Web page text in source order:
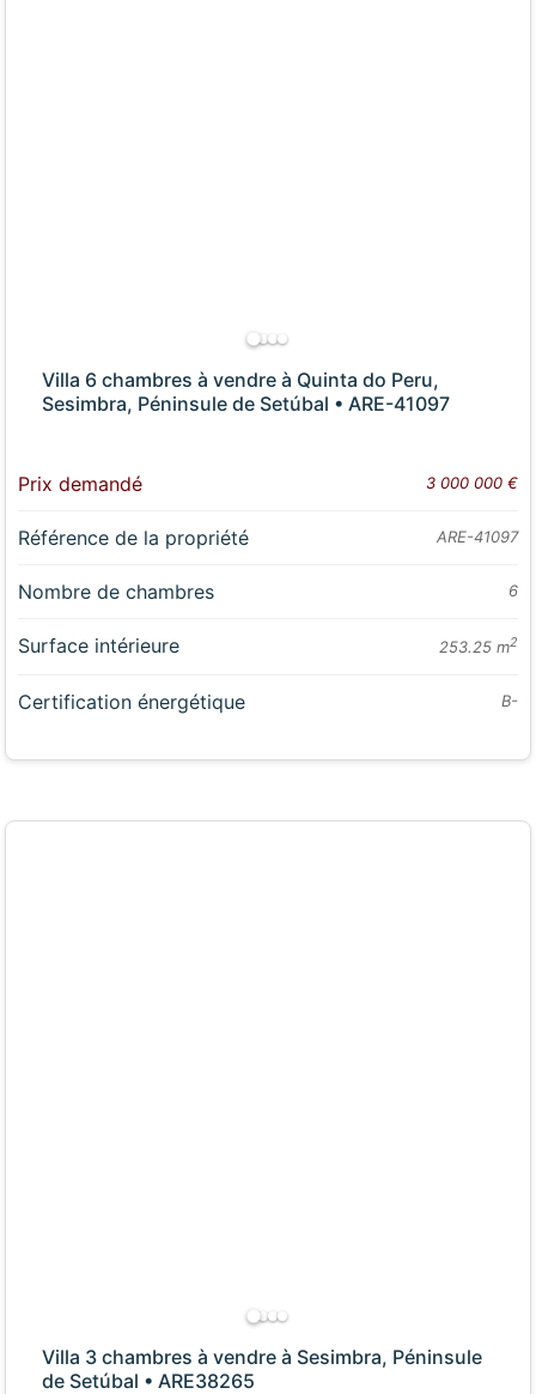
Villa 6 chambres à vendre à Quinta do Peru,
Sesimbra, Péninsule de Setúbal • ARE-41097
Prix demandé 3 000 000 €
Référence de la propriété ARE-41097
Nombre de chambres 6
Surface intérieure 253.25 m2
Certification énergétique B-
Villa 3 chambres à vendre à Sesimbra, Péninsule
de Setúbal • ARE38265